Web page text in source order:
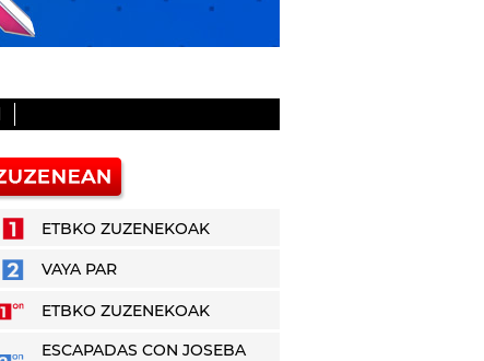
ETBKO ZUZENEKOAK
VAYA PAR
ETBKO ZUZENEKOAK
ESCAPADAS CON JOSEBA